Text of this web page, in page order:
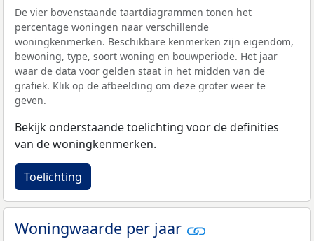
De vier bovenstaande taartdiagrammen tonen het
percentage woningen naar verschillende
woningkenmerken. Beschikbare kenmerken zijn eigendom,
bewoning, type, soort woning en bouwperiode. Het jaar
waar de data voor gelden staat in het midden van de
grafiek. Klik op de afbeelding om deze groter weer te
geven.
Bekijk onderstaande toelichting voor de definities
van de woningkenmerken.
Toelichting
Woningwaarde per jaar